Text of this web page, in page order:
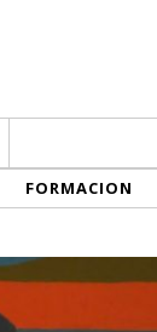
FORMACION